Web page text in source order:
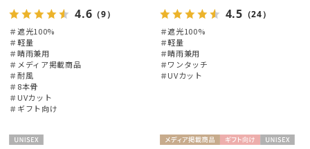
絞り込み
レディース メンズ キッズ
4.6 （9）
＃遮光100%
＃軽量
＃晴雨兼用
＃メディア掲載商品
＃耐風
＃8本骨
＃UVカット
＃ギフト向け
4.5 （24）
＃遮光100%
＃軽量
＃晴雨兼用
＃ワンタッチ
＃UVカット